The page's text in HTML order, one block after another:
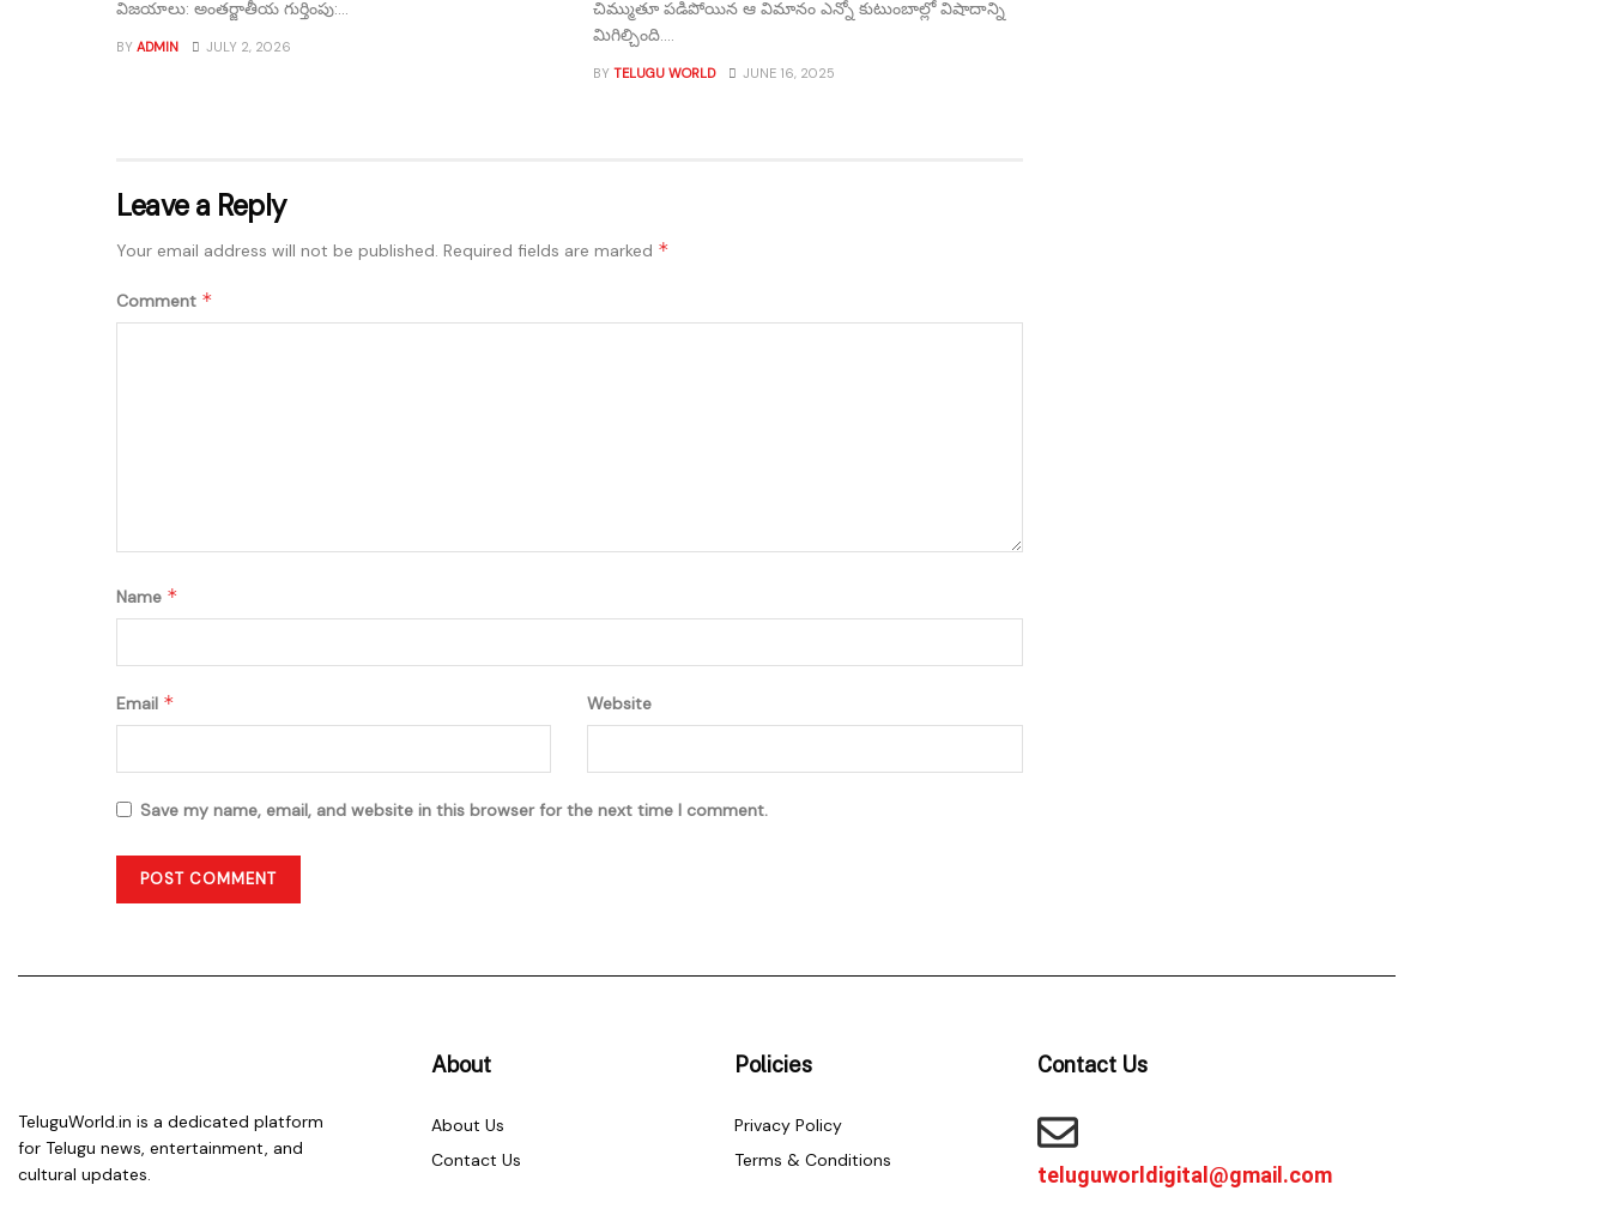
విజయాలు: అంతర్జాతీయ గుర్తింపు:...
BY ADMIN JULY 2, 2026
చిమ్ముతూ పడిపోయిన ఆ విమానం ఎన్నో కుటుంబాల్లో విషాదాన్ని
మిగిల్చింది....
BY TELUGU WORLD JUNE 16, 2025
Leave a Reply
Your email address will not be published. Required fields are marked *
Comment *
Name *
Email * Website
Save my name, email, and website in this browser for the next time I comment.
TeluguWorld.in is a dedicated platform
for Telugu news, entertainment, and
cultural updates.
About
About Us
Contact Us
Policies
Privacy Policy
Terms & Conditions
Contact Us
teluguworldigital@gmail.com